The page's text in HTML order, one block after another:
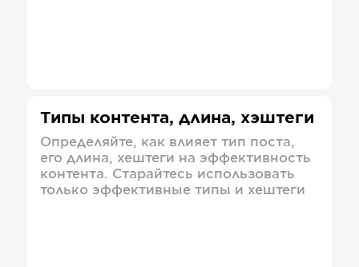
Типы контента, длина, хэштеги
Определяйте, как влияет тип поста,
его длина, хештеги на эффективность
контента. Старайтесь использовать
только эффективные типы и хештеги